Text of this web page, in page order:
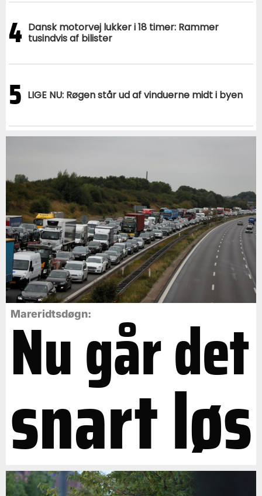
4 Dansk motorvej lukker i 18 timer: Rammer
tusindvis af bilister
5 LIGE NU: Røgen står ud af vinduerne midt i byen
Mareridtsdøgn:
Nu går det
snart løs